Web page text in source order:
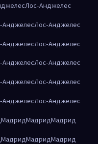
Лос-Анджелес
АнджелесЛос-Анджелес
АнджелесЛос-Анджелес
АнджелесЛос-Анджелес
АнджелесЛос-Анджелес
АнджелесЛос-Анджелес
МадридМадридМадрид
МадридМадридМадрид